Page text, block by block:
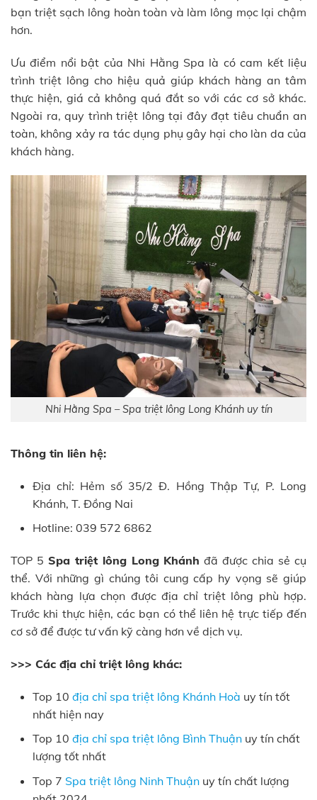
bạn triệt sạch lông hoàn toàn và làm lông mọc lại chậm
hơn.
Ưu điểm nổi bật của Nhi Hằng Spa là có cam kết liệu
trình triệt lông cho hiệu quả giúp khách hàng an tâm
thực hiện, giá cả không quá đắt so với các cơ sở khác.
Ngoài ra, quy trình triệt lông tại đây đạt tiêu chuẩn an
toàn, không xảy ra tác dụng phụ gây hại cho làn da của
khách hàng.
Nhi Hằng Spa – Spa triệt lông Long Khánh uy tín
Thông tin liên hệ:
Địa chỉ: Hẻm số 35/2 Đ. Hồng Thập Tự, P. Long
Khánh, T. Đồng Nai
Hotline: 039 572 6862
TOP 5 Spa triệt lông Long Khánh đã được chia sẻ cụ
thể. Với những gì chúng tôi cung cấp hy vọng sẽ giúp
khách hàng lựa chọn được địa chỉ triệt lông phù hợp.
Trước khi thực hiện, các bạn có thể liên hệ trực tiếp đến
cơ sở để được tư vấn kỹ càng hơn về dịch vụ.
>>> Các địa chỉ triệt lông khác:
Top 10 địa chỉ spa triệt lông Khánh Hoà uy tín tốt
nhất hiện nay
Top 10 địa chỉ spa triệt lông Bình Thuậnuy tín chất
lượng tốt nhất
Top 7 Spa triệt lông Ninh Thuậnuy tín chất lượng